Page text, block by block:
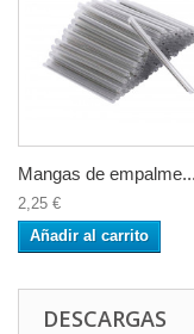
Mangas de empalme...
2,25 €
Añadir al carrito
DESCARGAS